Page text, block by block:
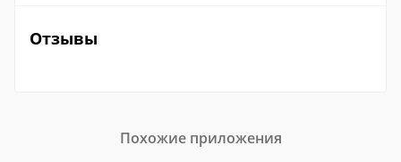
Отзывы
Похожие приложения